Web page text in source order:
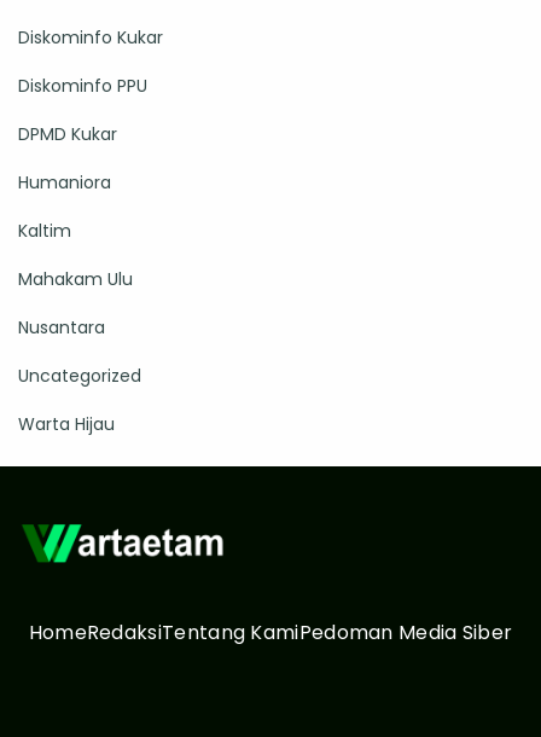
Diskominfo Kukar
Diskominfo PPU
DPMD Kukar
Humaniora
Kaltim
Mahakam Ulu
Nusantara
Uncategorized
Warta Hijau
HomeRedaksiTentang KamiPedoman Media Siber